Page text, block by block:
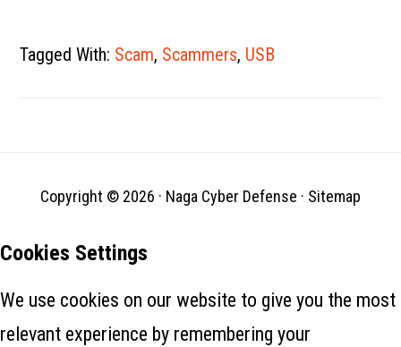
Tagged With: Scam, Scammers, USB
Copyright © 2026 · Naga Cyber Defense · Sitemap
Cookies Settings
We use cookies on our website to give you the most
relevant experience by remembering your